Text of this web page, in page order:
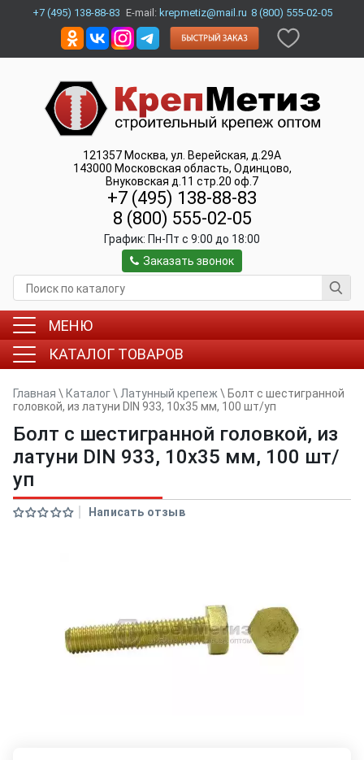
+7 (495) 138-88-83 E-mail: krepmetiz@mail.ru 8 (800) 555-02-05
121357 Москва, ул. Верейская, д.29А
143000 Московская область, Одинцово,
Внуковская д.11 стр.20 оф.7
+7 (495) 138-88-83
8 (800) 555-02-05
График: Пн-Пт c 9:00 до 18:00
Заказать звонок
МЕНЮ
КАТАЛОГ ТОВАРОВ
Главная \ Каталог\ Латунный крепеж \ Болт с шестигранной
головкой, из латуни DIN 933, 10х35 мм, 100 шт/уп
Болт с шестигранной головкой, из
латуни DIN 933, 10х35 мм, 100 шт/
уп
Написать отзыв